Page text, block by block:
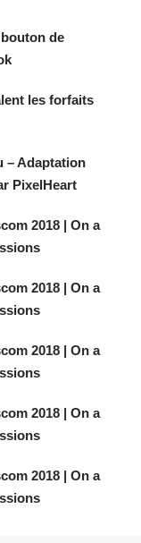
de
les forfaits
– Adaptation
PixelHeart
2018 | On a
2018 | On a
2018 | On a
2018 | On a
2018 | On a